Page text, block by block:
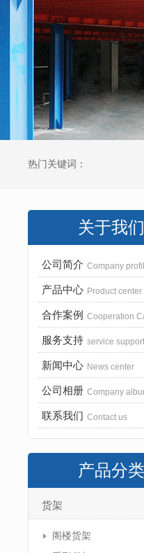
热门关键词：
关于我们
公司简介 Company
产品中心 Product center
合作案例 Cooperation
服务支持 service support
新闻中心 News center
公司相册 Company
联系我们 Contact us
产品分类
货架
阁楼货架